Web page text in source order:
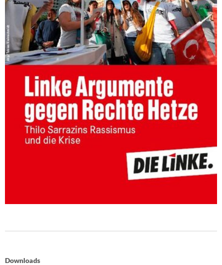
DIE LINKE
Weitere Themen
Memo-Gruppe
Institut Solidarische Moderne
Rosa-Luxemburg-Stiftung
Über mich
Downloads